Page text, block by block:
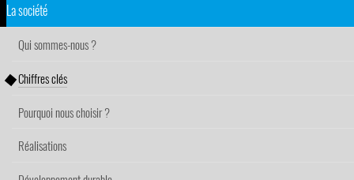
La société
Qui sommes-nous ?
Chiffres clés
Pourquoi nous choisir ?
Réalisations